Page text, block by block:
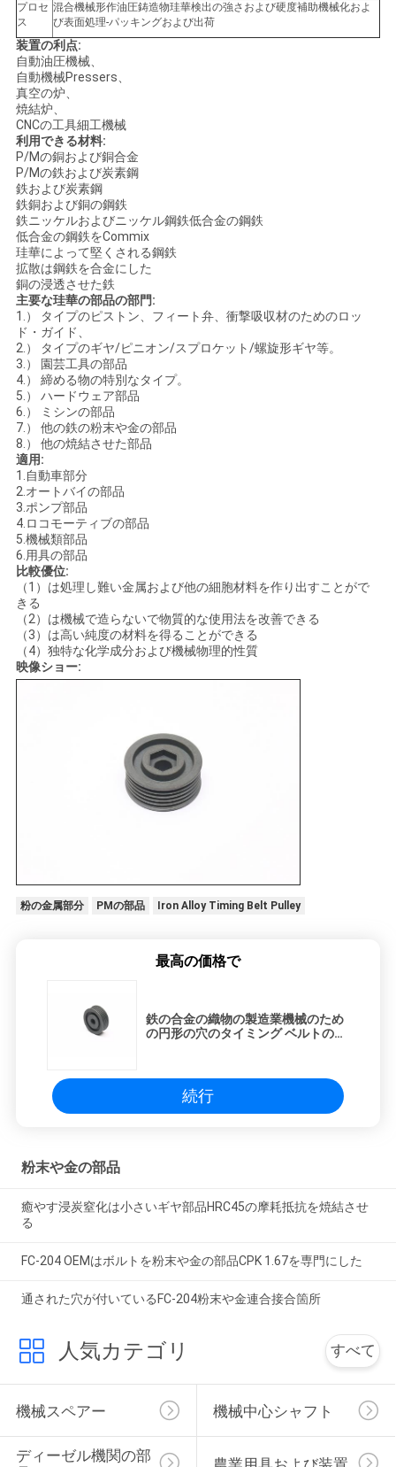
PRIVACY
POLICY
プロセ
ス
混合機械形作油圧鋳造物珪華検出の強さおよび硬度補助機械化およ
び表面処理-パッキングおよび出荷
装置の利点:
自動油圧機械、
自動機械Pressers、
真空の炉、
焼結炉、
CNCの工具細工機械
利用できる材料:
P/Mの銅および銅合金
P/Mの鉄および炭素鋼
鉄および炭素鋼
鉄銅および銅の鋼鉄
鉄ニッケルおよびニッケル鋼鉄低合金の鋼鉄
低合金の鋼鉄をCommix
珪華によって堅くされる鋼鉄
拡散は鋼鉄を合金にした
銅の浸透させた鉄
主要な珪華の部品の部門:
1.） タイプのピストン、フィート弁、衝撃吸収材のためのロッ
ド・ガイド、
2.） タイプのギヤ/ピニオン/スプロケット/螺旋形ギヤ等。
3.） 園芸工具の部品
4.） 締める物の特別なタイプ。
5.） ハードウェア部品
6.） ミシンの部品
7.） 他の鉄の粉末や金の部品
8.） 他の焼結させた部品
適用:
1.自動車部分
2.オートバイの部品
3.ポンプ部品
4.ロコモーティブの部品
5.機械類部品
6.用具の部品
比較優位:
（1）は処理し難い金属および他の細胞材料を作り出すことがで
きる
（2）は機械で造らないで物質的な使用法を改善できる
（3）は高い純度の材料を得ることができる
（4）独特な化学成分および機械物理的性質
映像ショー:
粉の金属部分 PMの部品 Iron Alloy Timing Belt Pulley
最高の価格で
鉄の合金の織物の製造業機械のため
の円形の穴のタイミング ベルトの滑
続行
粉末や金の部品
癒やす浸炭窒化は小さいギヤ部品HRC45の摩耗抵抗を焼結させ
る
FC-204 OEMはボルトを粉末や金の部品CPK 1.67を専門にした
通された穴が付いているFC-204粉末や金連合接合箇所
人気カテゴリ すべて
機械スペアー 機械中心シャフト
ディーゼル機関の部